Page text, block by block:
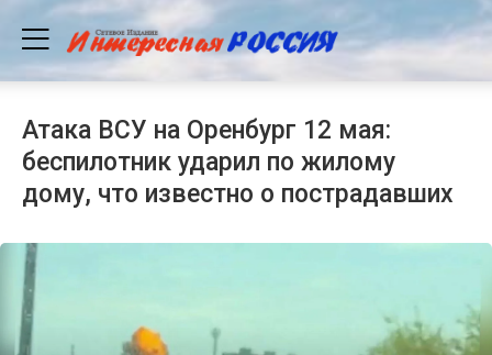
Атака ВСУ на Оренбург 12 мая:
беспилотник ударил по жилому
дому, что известно о пострадавших